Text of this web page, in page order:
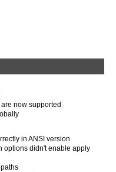
now supported
in ANSI version
options didn't enable apply